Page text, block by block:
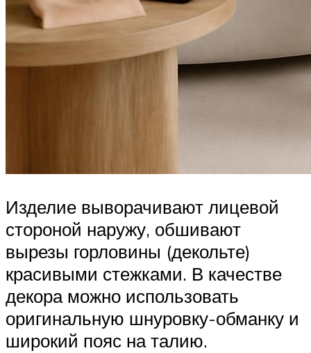
Изделие выворачивают лицевой
стороной наружу, обшивают
вырезы горловины (декольте)
красивыми стежками. В качестве
декора можно использовать
оригинальную шнуровку-обманку и
широкий пояс на талию.